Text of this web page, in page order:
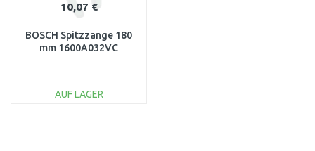
10,07 €
BOSCH Spitzzange 180
mm 1600A032VC
AUF LAGER